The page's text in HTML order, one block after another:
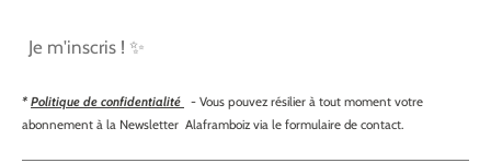
Je m'inscris ! ✨
* Politique de confidentialité
- Vous pouvez résilier à tout moment votre
abonnement à la Newsletter Alaframboiz via le formulaire de contact.